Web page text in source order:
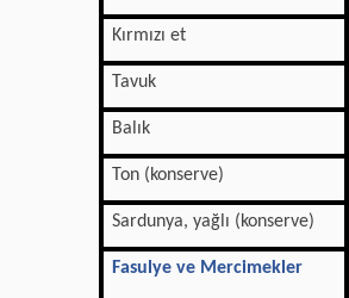
Kırmızı et
Tavuk
Balık
Ton (konserve)
Sardunya, yağlı (konserve)
Fasulye ve Mercimekler